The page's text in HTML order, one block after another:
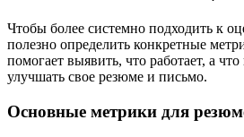
Чтобы более системно подходить к
полезно определить конкретные
помогает выявить, что работает, а
улучшать свое резюме и письмо.
Основные метрики для